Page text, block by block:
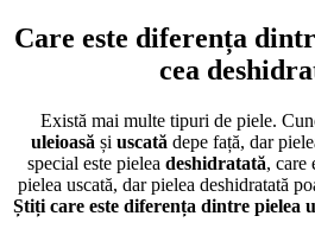
Care este diferența
cea
Există mai multe tipuri de piele.
uleioasă și uscată depe față, dar
special este pielea deshidratată, care
pielea uscată, dar pielea deshidratată
Știți care este diferența dintre pielea